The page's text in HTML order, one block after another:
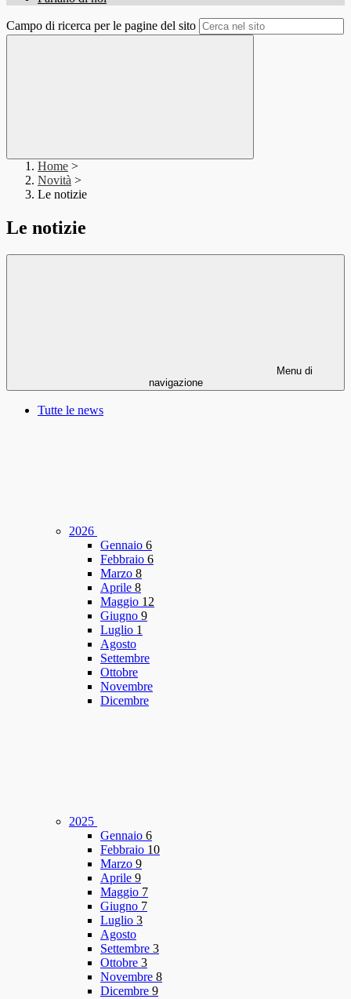
Campo di ricerca per le pagine del sito
Home >
Novità >
Le notizie
Le notizie
Menu di
navigazione
Tutte le news
2026
Gennaio 6
Febbraio 6
Marzo 8
Aprile 8
Maggio 12
Giugno 9
Luglio 1
Agosto
Settembre
Ottobre
Novembre
Dicembre
2025
Gennaio 6
Febbraio 10
Marzo 9
Aprile 9
Maggio 7
Giugno 7
Luglio 3
Agosto
Settembre 3
Ottobre 3
Novembre 8
Dicembre 9